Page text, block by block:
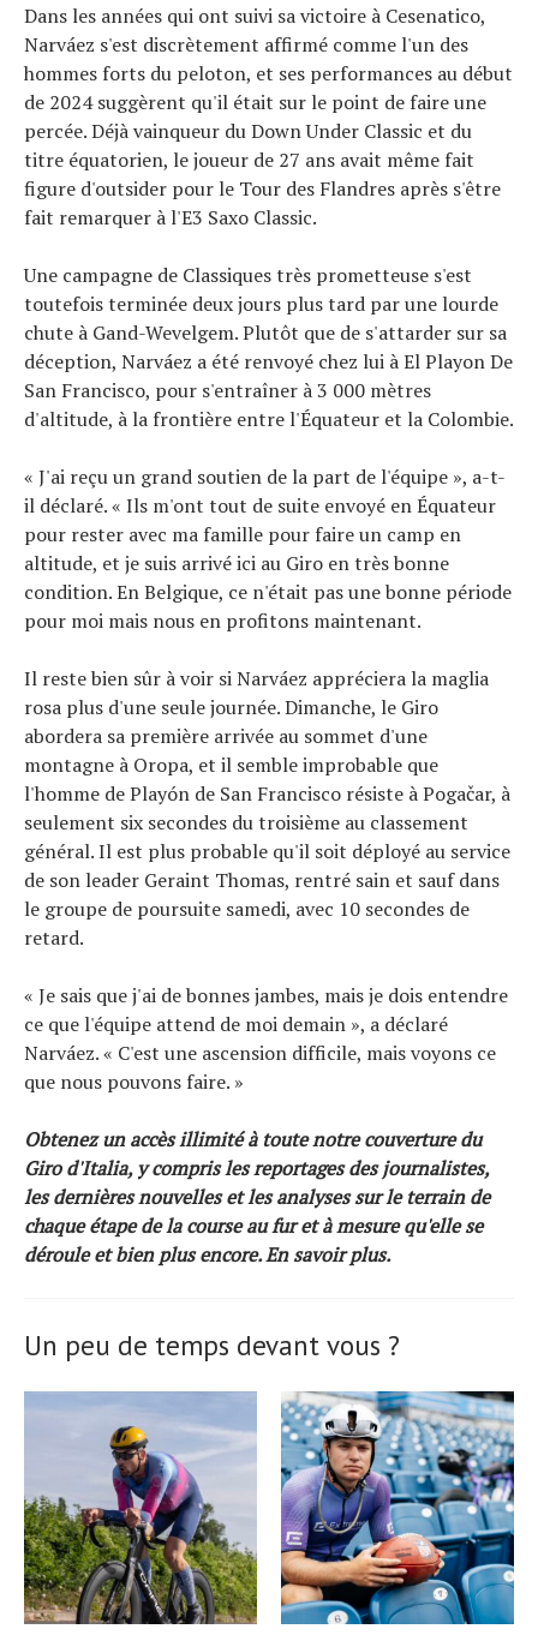
Dans les années qui ont suivi sa victoire à Cesenatico,
Narváez s'est discrètement affirmé comme l'un des
hommes forts du peloton, et ses performances au début
de 2024 suggèrent qu'il était sur le point de faire une
percée. Déjà vainqueur du Down Under Classic et du
titre équatorien, le joueur de 27 ans avait même fait
figure d'outsider pour le Tour des Flandres après s'être
fait remarquer à l'E3 Saxo Classic.
Une campagne de Classiques très prometteuse s'est
toutefois terminée deux jours plus tard par une lourde
chute à Gand-Wevelgem. Plutôt que de s'attarder sur sa
déception, Narváez a été renvoyé chez lui à El Playon De
San Francisco, pour s'entraîner à 3 000 mètres
d'altitude, à la frontière entre l'Équateur et la Colombie.
« J'ai reçu un grand soutien de la part de l'équipe », a-t-
il déclaré. « Ils m'ont tout de suite envoyé en Équateur
pour rester avec ma famille pour faire un camp en
altitude, et je suis arrivé ici au Giro en très bonne
condition. En Belgique, ce n'était pas une bonne période
pour moi mais nous en profitons maintenant.
Il reste bien sûr à voir si Narváez appréciera la maglia
rosa plus d'une seule journée. Dimanche, le Giro
abordera sa première arrivée au sommet d'une
montagne à Oropa, et il semble improbable que
l'homme de Playón de San Francisco résiste à Pogačar, à
seulement six secondes du troisième au classement
général. Il est plus probable qu'il soit déployé au service
de son leader Geraint Thomas, rentré sain et sauf dans
le groupe de poursuite samedi, avec 10 secondes de
retard.
« Je sais que j'ai de bonnes jambes, mais je dois entendre
ce que l'équipe attend de moi demain », a déclaré
Narváez. « C'est une ascension difficile, mais voyons ce
que nous pouvons faire. »
Obtenez un accès illimité à toute notre couverture du
Giro d'Italia, y compris les reportages des journalistes,
les dernières nouvelles et les analyses sur le terrain de
chaque étape de la course au fur et à mesure qu'elle se
déroule et bien plus encore.En savoir plus.
Un peu de temps devant vous ?